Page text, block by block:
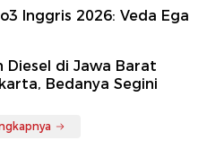
Inggris 2026: Veda Ega
Diesel di Jawa Barat
Bedanya Segini